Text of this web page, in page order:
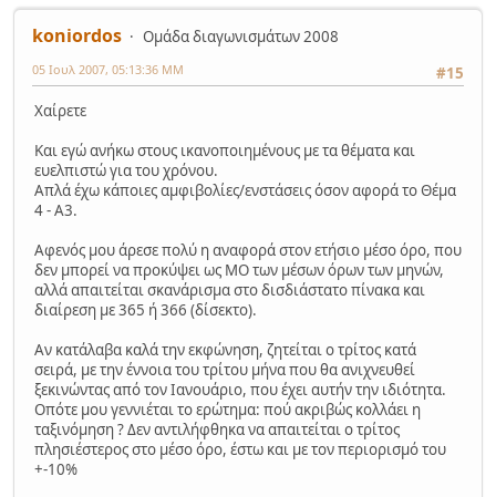
koniordos
Ομάδα διαγωνισμάτων 2008
#15
05 Ιουλ 2007, 05:13:36 ΜΜ
Χαίρετε
Και εγώ ανήκω στους ικανοποιημένους με τα θέματα και
ευελπιστώ για του χρόνου.
Απλά έχω κάποιες αμφιβολίες/ενστάσεις όσον αφορά το Θέμα
4 - Α3.
Αφενός μου άρεσε πολύ η αναφορά στον ετήσιο μέσο όρο, που
δεν μπορεί να προκύψει ως ΜΟ των μέσων όρων των μηνών,
αλλά απαιτείται σκανάρισμα στο δισδιάστατο πίνακα και
διαίρεση με 365 ή 366 (δίσεκτο).
Αν κατάλαβα καλά την εκφώνηση, ζητείται ο τρίτος κατά
σειρά, με την έννοια του τρίτου μήνα που θα ανιχνευθεί
ξεκινώντας από τον Ιανουάριο, που έχει αυτήν την ιδιότητα.
Οπότε μου γεννιέται το ερώτημα: πού ακριβώς κολλάει η
ταξινόμηση ? Δεν αντιλήφθηκα να απαιτείται ο τρίτος
πλησιέστερος στο μέσο όρο, έστω και με τον περιορισμό του
+-10%